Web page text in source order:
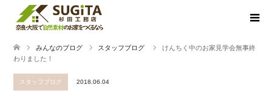
みんなのブログ スタッフブログ
けんちく中のお家見学会無事終
わりました！
スタッフブログ 2018.06.04